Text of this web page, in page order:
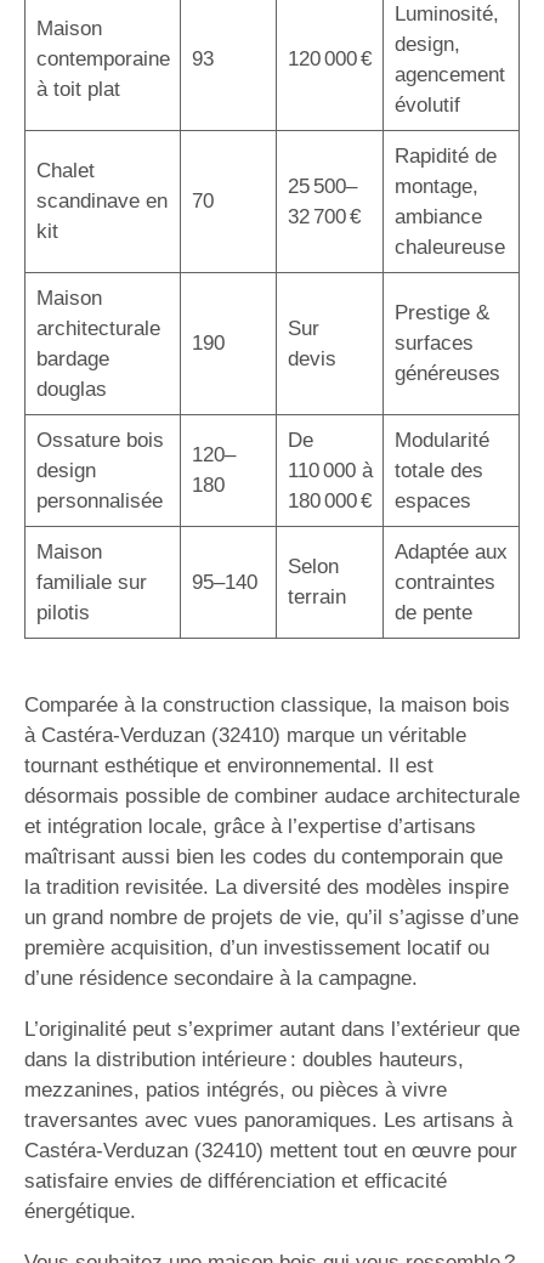
Maison
contemporaine
à toit plat
93 120 000 €
Luminosité,
design,
agencement
évolutif
Chalet
scandinave en
kit
70
25 500–
32 700 €
Rapidité de
montage,
ambiance
chaleureuse
Maison
architecturale
bardage
douglas
190
Sur
devis
Prestige &
surfaces
généreuses
Ossature bois
design
personnalisée
120–
180
De
110 000 à
180 000 €
Modularité
totale des
espaces
Maison
familiale sur
pilotis
95–140
Selon
terrain
Adaptée aux
contraintes
de pente
Comparée à la construction classique, la maison bois
à Castéra-Verduzan (32410) marque un véritable
tournant esthétique et environnemental. Il est
désormais possible de combiner audace architecturale
et intégration locale, grâce à l’expertise d’artisans
maîtrisant aussi bien les codes du contemporain que
la tradition revisitée. La diversité des modèles inspire
un grand nombre de projets de vie, qu’il s’agisse d’une
première acquisition, d’un investissement locatif ou
d’une résidence secondaire à la campagne.
L’originalité peut s’exprimer autant dans l’extérieur que
dans la distribution intérieure : doubles hauteurs,
mezzanines, patios intégrés, ou pièces à vivre
traversantes avec vues panoramiques. Les artisans à
Castéra-Verduzan (32410) mettent tout en œuvre pour
satisfaire envies de différenciation et efficacité
énergétique.